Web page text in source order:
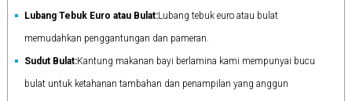
Lubang Tebuk Euro atau Bulat:Lubang tebuk euro atau bulat
memudahkan penggantungan dan pameran.
Sudut Bulat:Kantung makanan bayi berlamina kami mempunyai bucu
bulat untuk ketahanan tambahan dan penampilan yang anggun